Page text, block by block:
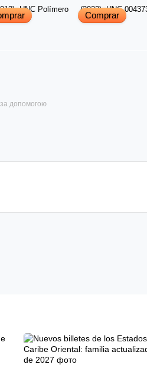
Comprar
за допомогою